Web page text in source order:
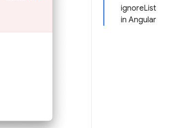
ignoreList
in Angular